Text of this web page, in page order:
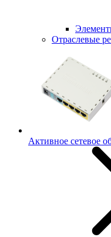
Отраслевые
Активное сетевое